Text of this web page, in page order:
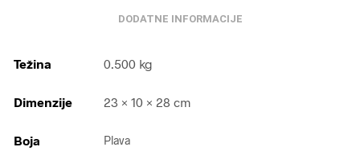
DODATNE INFORMACIJE
Težina 0.500 kg
Dimenzije 23 × 10 × 28 cm
Boja Plava